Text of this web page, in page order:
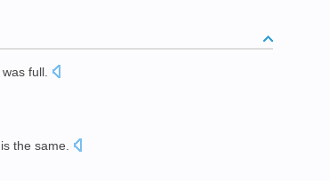
was full
is the same